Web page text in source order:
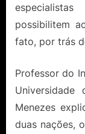
possibilitem
fato, por trás
Professor do
Universidade
Menezes
duas nações,